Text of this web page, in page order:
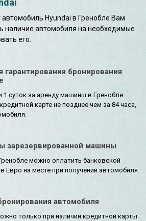
Hyundai в Гренобле Вам
наличие автомобиля на необходимые
его.
гарантирования бронирования
суток за аренду машины в Гренобле
карте не позднее чем за 84 часа,
зарезервированной машины
можно оплатить банковской
Евро на месте при получении автомобиля.
автомобиля
только при наличии кредитной карты